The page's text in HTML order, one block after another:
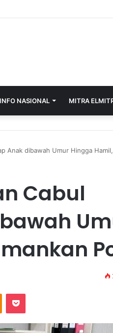
INFO NASIONAL MITRA
Anak dibawah Umur Hingga
Cabul
Odnoklassniki
Pocket